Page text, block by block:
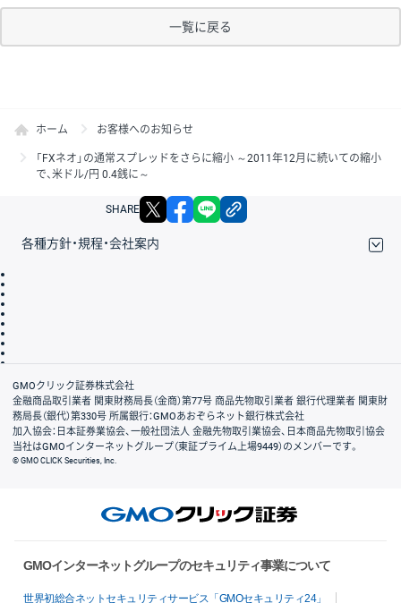
一覧に戻る
ホーム お客様へのお知らせ
「FXネオ」の通常スプレッドをさらに縮小 ～2011年12月に続いての縮小
で、米ドル/円 0.4銭に～
SHARE X facebook
各種方針・規程・会社案内
会社案内
GMOクリック証券株式会社
金融商品取引業者 関東財務局長（金商）第77号 商品先物取引業者 銀行代理業者 関東財
務局長（銀代）第330号 所属銀行：GMOあおぞらネット銀行株式会社
加入協会：日本証券業協会、一般社団法人 金融先物取引業協会、日本商品先物取引協会
当社はGMOインターネットグループ（東証プライム上場9449）のメンバーです。
© GMO CLICK Securities, Inc.
GMOインターネットグループのセキュリティ事業について
世界初総合ネットセキュリティサービス「GMOセキュリティ24」